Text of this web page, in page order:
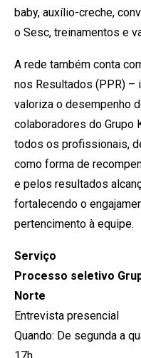
baby, auxílio-creche,
o Sesc, treinamentos e
A rede também conta
nos Resultados (PPR) –
valoriza o desempenho
colaboradores do Grupo
todos os profissionais,
como forma de
e pelos resultados
fortalecendo o
pertencimento à equipe.
Serviço
Processo seletivo
Norte
Entrevista presencial
Quando: De segunda a
17h